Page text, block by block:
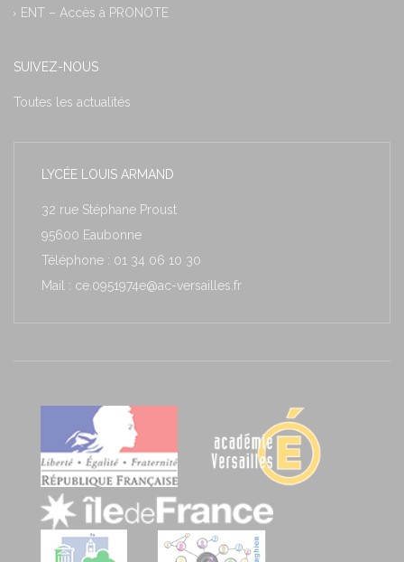
ENT – Accès à PRONOTE
SUIVEZ-NOUS
Toutes les actualités
LYCÉE LOUIS ARMAND
32 rue Stéphane Proust
95600 Eaubonne
Téléphone : 01 34 06 10 30
Mail : ce.0951974e@ac-versailles.fr